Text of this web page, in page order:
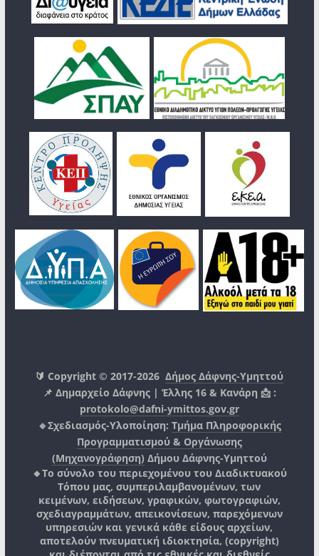
🔰 Copyright © 2017-2026Δήμος Δάφνης-Υμηττού
📌 Δημαρχείο Δάφνης | Έλλης 16 & Κανάρη 📩 :
protokolo@dafni-ymittos.gov.gr
🔹Σχεδιασμός-Υλοποίηση: Τμήμα Πληροφορικής
Προγραμματισμού & Οργάνωσης
(Μηχανογράφηση) Δήμου Δάφνης-Υμηττού
🔸Το σύνολο του περιεχομένου του Διαδικτυακού
Τόπου μας, συμπεριλαμβανομένων, των
κειμένων, ειδήσεων, γραφικών, φωτογραφιών,
σχεδιαγραμμάτων, απεικονίσεων, παρεχόμενων
υπηρεσιών και γενικά κάθε είδους αρχείων,
αποτελούν πνευματική ιδιοκτησία, (copyright)